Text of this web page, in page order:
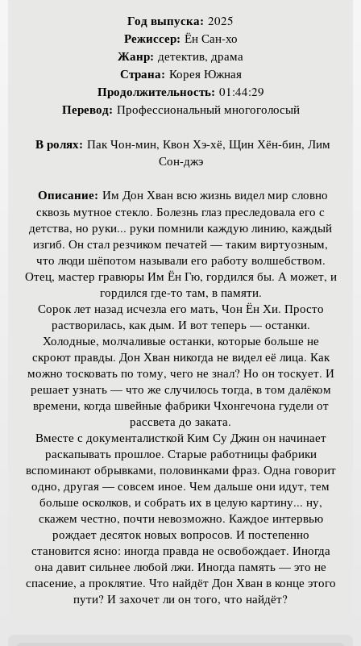
Год выпуска: 2025
Режиссер: Ён Сан-хо
Жанр: детектив, драма
Страна: Корея Южная
Продолжительность: 01:44:29
Перевод: Профессиональный многоголосый
В ролях: Пак Чон-мин, Квон Хэ-хё, Щин Хён-бин, Лим
Сон-джэ
Описание: Им Дон Хван всю жизнь видел мир словно
сквозь мутное стекло. Болезнь глаз преследовала его с
детства, но руки... руки помнили каждую линию, каждый
изгиб. Он стал резчиком печатей — таким виртуозным,
что люди шёпотом называли его работу волшебством.
Отец, мастер гравюры Им Ён Гю, гордился бы. А может, и
гордился где-то там, в памяти.
Сорок лет назад исчезла его мать, Чон Ён Хи. Просто
растворилась, как дым. И вот теперь — останки.
Холодные, молчаливые останки, которые больше не
скроют правды. Дон Хван никогда не видел её лица. Как
можно тосковать по тому, чего не знал? Но он тоскует. И
решает узнать — что же случилось тогда, в том далёком
времени, когда швейные фабрики Чхонгечона гудели от
рассвета до заката.
Вместе с документалисткой Ким Су Джин он начинает
раскапывать прошлое. Старые работницы фабрики
вспоминают обрывками, половинками фраз. Одна говорит
одно, другая — совсем иное. Чем дальше они идут, тем
больше осколков, и собрать их в целую картину... ну,
скажем честно, почти невозможно. Каждое интервью
рождает десяток новых вопросов. И постепенно
становится ясно: иногда правда не освобождает. Иногда
она давит сильнее любой лжи. Иногда память — это не
спасение, а проклятие. Что найдёт Дон Хван в конце этого
пути? И захочет ли он того, что найдёт?